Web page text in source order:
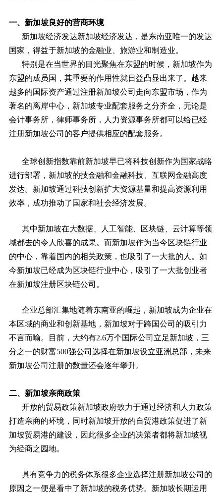
一、新加坡良好的营商环境
新加坡经济发达新加坡经济发达，是东南亚唯一的发达
国家，得益于新加坡的金融业、旅游业和制造业。
特别是在当世界的目光聚焦在东盟的时候，新加坡作为
东盟的成员国，其重要的作用性就日益凸显出来了。越来
越多的国际资产通过注册新加坡公司走向东盟市场，作为
著名的离岸中心，新加坡专业配套服务之分齐全，无论是
会计事务所，律师事务所，人力资源事务所都可以给已经
注册新加坡公司的客户提供相应的配套服务。
全球创新指数靠前新加坡早已将科技创新作为国家战略
进行部署，新加坡的技金融和金融科技、互联网金融高度
发达。新加坡通过科技创新扩大资源基量和提高资源利用
效率，成功推动了国家和社会经济发展。
其中新加坡在大数据、人工智能、区块链、云计算等领
域都去的令人欣喜的成果。而新加坡作为当今区块链行业
的中心，靠着国内的相关政策，也吸引了一大批的人。如
今新加坡已经成为区块链行业中心，吸引了一大批创业者
在新加坡注册区块链公司。
企业总部汇集地随着东南亚的崛起，新加坡成为企业在
本区域的商业和创新基地，新加坡对于跨国公司的吸引力
不言而喻。目前，大约有2.6万个国际公司立足新加坡，三
分之一的财富500强公司选择在新加坡设立亚洲总部，未来
新加坡公司注册的数量还会逐年攀升。
二、新加坡亲商政策
开放的贸易政策新加坡政府致力于通过经济和人力政策
打造亲商的环境，同时新加坡开放的自贸港政策促进了新
加坡贸易港的建设，因此很多企业的决策者都将新加坡视
为经商之园地。
具有竞争力的税务体系很多企业选择注册新加坡公司的
原因之一便是看中了新加坡的税务优势。新加坡长期运用